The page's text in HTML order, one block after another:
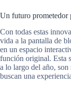
Un futuro prometedor
Con todas estas
vida a la pantalla de
en un espacio
función original. Esta
a lo largo del año, son
buscan una